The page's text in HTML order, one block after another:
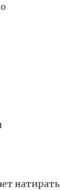
натирать